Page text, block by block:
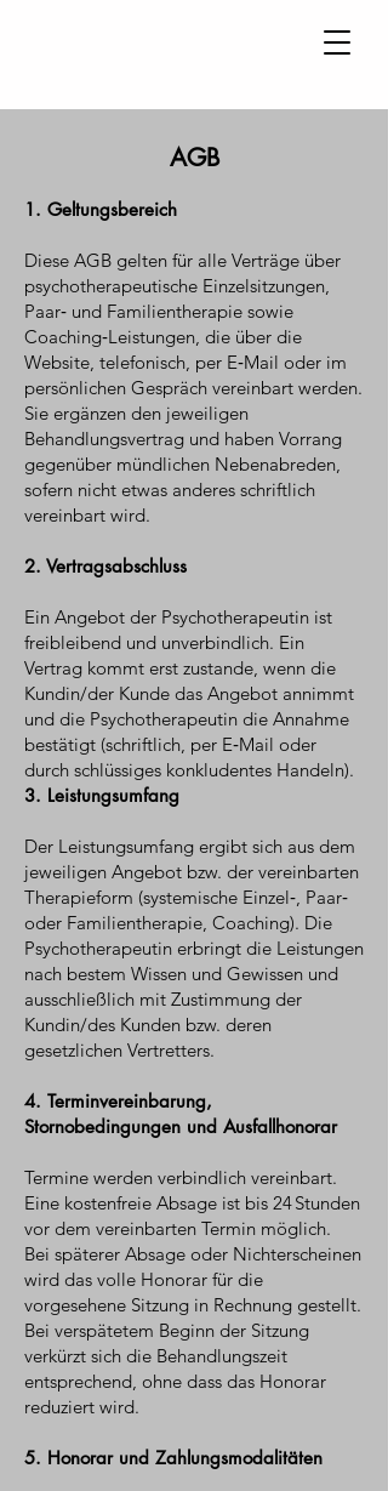
AGB
1. Geltungsbereich
Diese AGB gelten für alle Verträge über
psychotherapeutische Einzelsitzungen,
Paar‑ und Familientherapie sowie
Coaching‑Leistungen, die über die
Website, telefonisch, per E‑Mail oder im
persönlichen Gespräch vereinbart werden.
Sie ergänzen den jeweiligen
Behandlungsvertrag und haben Vorrang
gegenüber mündlichen Nebenabreden,
sofern nicht etwas anderes schriftlich
vereinbart wird.
2. Vertragsabschluss
Ein Angebot der Psychotherapeutin ist
freibleibend und unverbindlich. Ein
Vertrag kommt erst zustande, wenn die
Kundin/der Kunde das Angebot annimmt
und die Psychotherapeutin die Annahme
bestätigt (schriftlich, per E‑Mail oder
durch schlüssiges konkludentes Handeln).
3. Leistungsumfang
Der Leistungsumfang ergibt sich aus dem
jeweiligen Angebot bzw. der vereinbarten
Therapieform (systemische Einzel‑, Paar‑
oder Familientherapie, Coaching). Die
Psychotherapeutin erbringt die Leistungen
nach bestem Wissen und Gewissen und
ausschließlich mit Zustimmung der
Kundin/des Kunden bzw. deren
gesetzlichen Vertretters.
4. Terminvereinbarung,
Stornobedingungen und Ausfallhonorar
Termine werden verbindlich vereinbart.
Eine kostenfreie Absage ist bis 24 Stunden
vor dem vereinbarten Termin möglich.
Bei späterer Absage oder Nichterscheinen
wird das volle Honorar für die
vorgesehene Sitzung in Rechnung gestellt.
Bei verspätetem Beginn der Sitzung
verkürzt sich die Behandlungszeit
entsprechend, ohne dass das Honorar
reduziert wird.
5. Honorar und Zahlungsmodalitäten